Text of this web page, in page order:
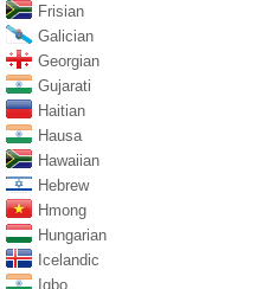
Frisian
Galician
Georgian
Gujarati
Haitian
Hausa
Hawaiian
Hebrew
Hmong
Hungarian
Icelandic
Igbo